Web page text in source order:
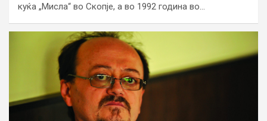
куќа „Мисла“ во Скопје, а во 1992 година во…